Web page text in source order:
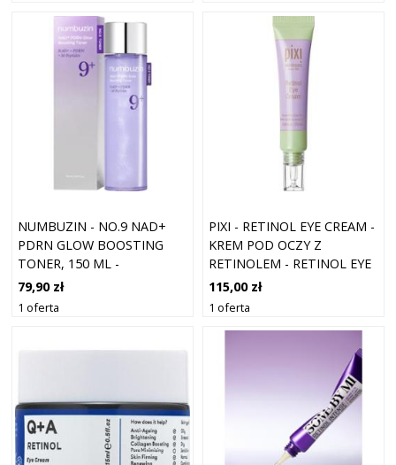
NUMBUZIN - NO.9 NAD+
PDRN GLOW BOOSTING
TONER, 150 ML -
PRZECIWSTARZENIOWY
TONIK ROZŚWIETLAJĄCY
79,90 zł
1 oferta
PIXI - RETINOL EYE CREAM -
KREM POD OCZY Z
RETINOLEM - RETINOL EYE
CREAM - DLA KOBIET
115,00 zł
1 oferta